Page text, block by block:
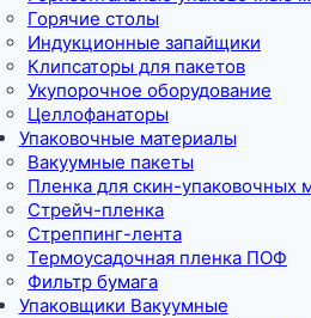
Горячие столы
Индукционные запайщики
Клипсаторы для пакетов
Укупорочное оборудование
Целлофанаторы
Упаковочные материалы
Вакуумные пакеты
Пленка для скин-упаковочных
Стрейч-пленка
Стреппинг-лента
Термоусадочная пленка ПОФ
Фильтр бумага
Упаковщики Вакуумные